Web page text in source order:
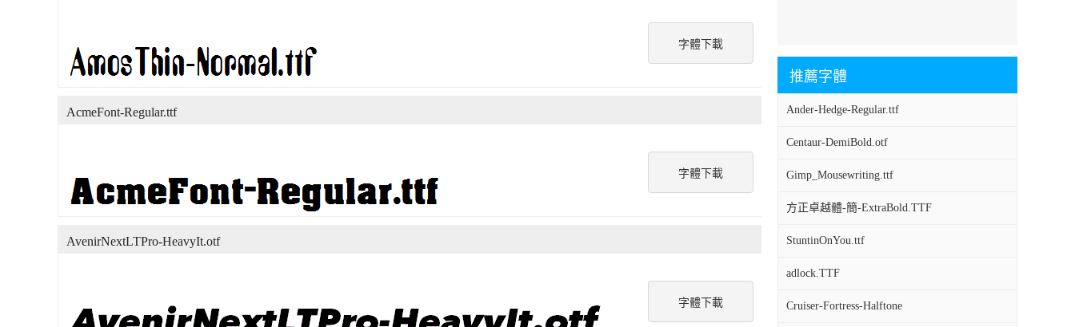
推薦字體
Ander-Hedge-Regular.ttf
Centaur-DemiBold.otf
Gimp_Mousewriting.ttf
方正卓越體-簡-ExtraBold.TTF
StuntinOnYou.ttf
adlock.TTF
Cruiser-Fortress-Halftone
字體下載
字體下載
AcmeFont-Regular.ttf
字體下載
AvenirNextLTPro-HeavyIt.otf